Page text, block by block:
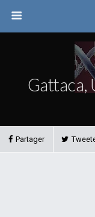
Gattaca,
Partager